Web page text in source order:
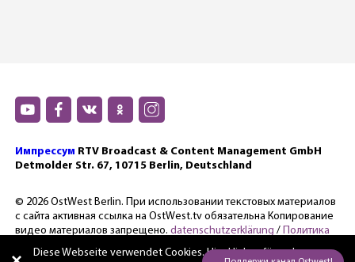
Импрессум RTV Broadcast & Content Management GmbH
Detmolder Str. 67, 10715 Berlin, Deutschland
© 2026 OstWest Berlin. При использовании текстовых материалов
с сайта активная ссылка на OstWest.tv обязательна Копирование
видео материалов запрещено. datenschutzerklärung / Политика
Diese Webseite verwendet Cookies. Hierklicken für mehr